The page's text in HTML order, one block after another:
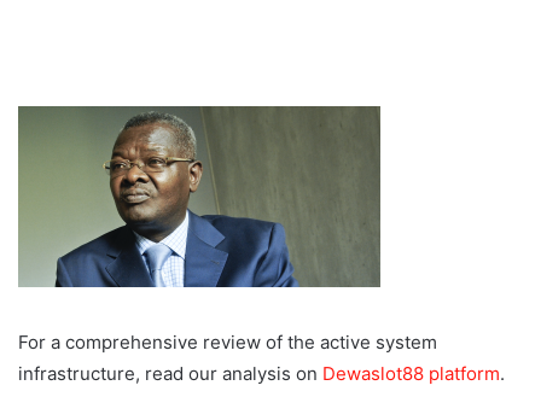
For a comprehensive review of the active system
infrastructure, read our analysis on Dewaslot88 platform.